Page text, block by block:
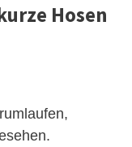
Hosen